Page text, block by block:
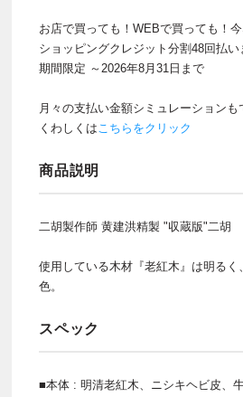
お店で買っても！WEBで買っても！
ショッピングクレジット分割48回払い
期間限定 ～2026年8月31日まで
月々の支払い金額シミュレーションも
くわしくはこちらをクリック
商品説明
二胡製作師 黄建洪精製 "収蔵版"二胡
使用している木材『老紅木』は明る
色。
スペック
■本体 : 明清老紅木、ニシキヘビ皮、